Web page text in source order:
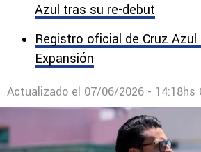
Azul tras su re-debut
Registro oficial de Cruz Azul
Expansión
Actualizado el 07/06/2026 - 14:18hs